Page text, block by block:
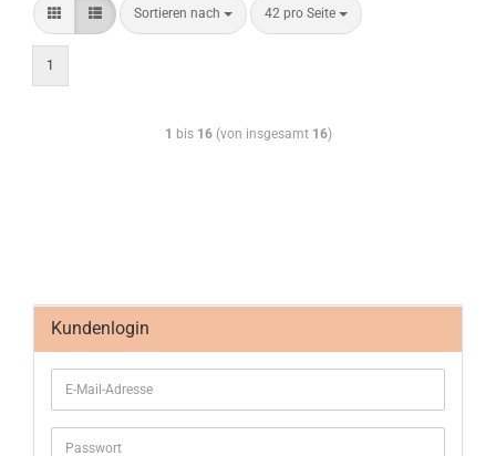
Sortieren nach 42 pro Seite
1
1 bis 16(von insgesamt 16)
Kundenlogin